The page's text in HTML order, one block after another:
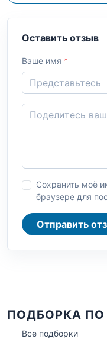
Оставить отзыв
Ваше имя *
Сохранить моё
браузере для
ПОДБОРКА
Все подборки